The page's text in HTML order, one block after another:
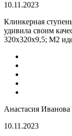
10.11.2023
Клинкерная
удивила своим
320x320x9,5; M2
Анастасия Иванова
10.11.2023